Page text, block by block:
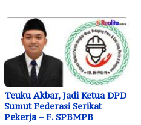
Teuku Akbar, Jadi Ketua DPD
Sumut Federasi Serikat
Pekerja – F. SPBMPB